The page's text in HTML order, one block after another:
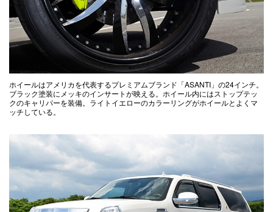
ホイールはアメリカを代表するプレミアムブランド「ASANTI」の24インチ。
ブラック塗装にメッキのインサートが映える。ホイール内にはストップテッ
クのキャリパーを装備。ライトイエローのカラーリングがホイールとよくマ
ッチしている。